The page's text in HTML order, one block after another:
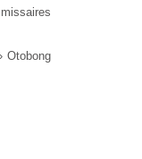
Otobong